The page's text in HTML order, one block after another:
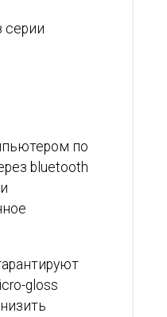
серии
по
bluetooth
gloss